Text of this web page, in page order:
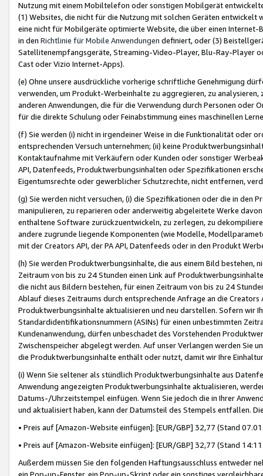
Nutzung mit einem Mobiltelefon oder sonstigen Mobilgerät
(1) Websites, die nicht für die Nutzung mit solchen Geräten
eine nicht für Mobilgeräte optimierte Website, die über einen
in den Richtlinie für Mobile Anwendungen definiert, oder (3)
Satellitenempfangsgeräte, Streaming-Video-Player, Blu-Ray-Player
Cast oder Vizio Internet-Apps).
(e) Ohne unsere ausdrückliche vorherige schriftliche Genehmigung
verwenden, um Produkt-Werbeinhalte zu aggregieren, zu
anderen Anwendungen, die für die Verwendung durch Personen
für die direkte Schulung oder Feinabstimmung eines maschinellen
(f) Sie werden (i) nicht in irgendeiner Weise in die Funktionalität oder
entsprechenden Versuch unternehmen; (ii) keine
Kontaktaufnahme mit Verkäufern oder Kunden oder sonstiger
API, Datenfeeds, Produktwerbungsinhalten oder Spezifikationen
Eigentumsrechte oder gewerblicher Schutzrechte, nicht entfernen,
(g) Sie werden nicht versuchen, (i) die Spezifikationen oder die in
manipulieren, zu reparieren oder anderweitig abgeleitete Werke
enthaltene Software zurückzuentwickeln, zu zerlegen, zu
andere zugrunde liegende Komponenten (wie Modelle,
mit der Creators API, der PA API, Datenfeeds oder in den Produkt
(h) Sie werden Produktwerbungsinhalte, die aus einem Bild bestehen,
Zeitraum von bis zu 24 Stunden einen Link auf
die nicht aus Bildern bestehen, für einen Zeitraum von bis zu 24
Ablauf dieses Zeitraums durch entsprechende Anfrage an die
Produktwerbungsinhalte aktualisieren und neu darstellen. Sofern wir
Standardidentifikationsnummern (ASINs) für einen unbestimmten
Kundenanwendung, dürfen unbeschadet des Vorstehenden
Zwischenspeicher abgelegt werden. Auf unser Verlangen werden Sie
die Produktwerbungsinhalte enthält oder nutzt, damit wir Ihre
(i) Wenn Sie seltener als stündlich Produktwerbungsinhalte aus
Anwendung angezeigten Produktwerbungsinhalte aktualisieren,
Datums-/Uhrzeitstempel einfügen. Wenn Sie jedoch die in Ihrer
und aktualisiert haben, kann der Datumsteil des Stempels entfallen.
• Preis auf [Amazon-Website einfügen]: [EUR/GBP] 32,77 (Stand
• Preis auf [Amazon-Website einfügen]: [EUR/GBP] 32,77 (Stand
Außerdem müssen Sie den folgenden Haftungsausschluss entweder
ein Pop-up-Fenster, ein Pop-up-Skript oder ein sonstiges